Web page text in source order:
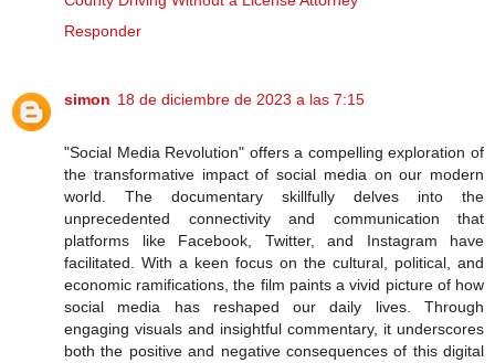
Responder
simon 18 de diciembre de 2023 a las 7:15
"Social Media Revolution" offers a compelling exploration of
the transformative impact of social media on our modern
world. The documentary skillfully delves into the
unprecedented connectivity and communication that
platforms like Facebook, Twitter, and Instagram have
facilitated. With a keen focus on the cultural, political, and
economic ramifications, the film paints a vivid picture of how
social media has reshaped our daily lives. Through
engaging visuals and insightful commentary, it underscores
both the positive and negative consequences of this digital